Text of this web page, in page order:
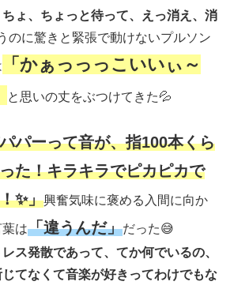
ちょ、ちょっと待って、えっ消え、消
のに驚きと緊張で動けないプルソン
「かぁっっっこいいぃ～
と思いの丈をぶつけてきた💦
パーって音が、指100本くら
た！キラキラでピカピカで
✨」興奮気味に褒める入間に向か
は「違うんだ」だった😅
ス発散であって、てか何でいるの、
てなくて音楽が好きってわけでもな